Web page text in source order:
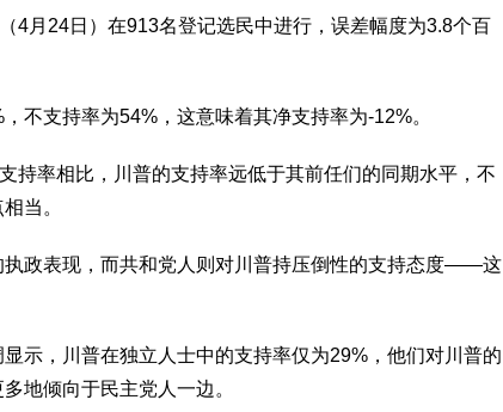
4月24日）在913名登记选民中进行，误差幅度为3.8个百
不支持率为54%，这意味着其净支持率为-12%。
持率相比，川普的支持率远低于其前任们的同期水平，不
当。
执政表现，而共和党人则对川普持压倒性的支持态度——这
示，川普在独立人士中的支持率仅为29%，他们对川普的
地倾向于民主党人一边。